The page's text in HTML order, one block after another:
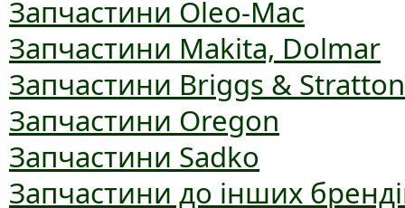
Запчастини Oleo-Mac
Запчастини Makita, Dolmar
Запчастини Briggs & Stratton
Запчастини Oregon
Запчастини Sadko
Запчастини до інших